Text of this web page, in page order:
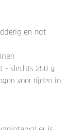
en nat
- slechts 250 g
voor rijden in